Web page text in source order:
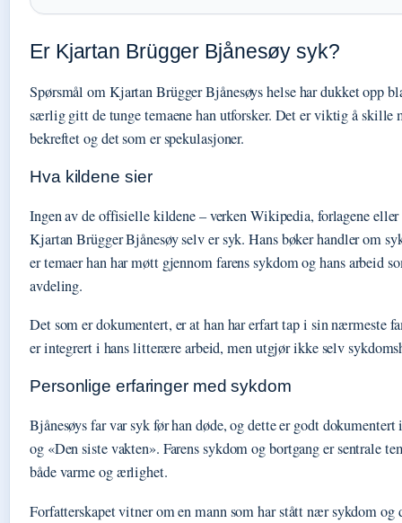
Er Kjartan Brügger Bjånesøy syk?
Spørsmål om Kjartan Brügger Bjånesøys helse har dukket opp
særlig gitt de tunge temaene han utforsker. Det er viktig å skille
bekreftet og det som er spekulasjoner.
Hva kildene sier
Ingen av de offisielle kildene – verken Wikipedia, forlagene
Kjartan Brügger Bjånesøy selv er syk. Hans bøker handler om
er temaer han har møtt gjennom farens sykdom og hans arbeid
avdeling.
Det som er dokumentert, er at han har erfart tap i sin nærmeste
er integrert i hans litterære arbeid, men utgjør ikke selv
Personlige erfaringer med sykdom
Bjånesøys far var syk før han døde, og dette er godt
og «Den siste vakten». Farens sykdom og bortgang er sentrale
både varme og ærlighet.
Forfatterskapet vitner om en mann som har stått nær sykdom og